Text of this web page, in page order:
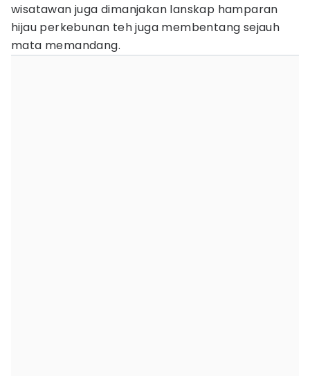
wisatawan juga dimanjakan lanskap hamparan
hijau perkebunan teh juga membentang sejauh
mata memandang.